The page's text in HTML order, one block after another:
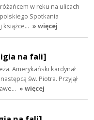
w ręku na ulicach
Spotkania
książce… » więcej
na fali]
Amerykański kardynał
św. Piotra. Przyjął
» więcej